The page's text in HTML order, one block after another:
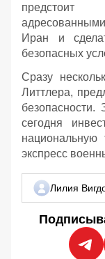
предстоит
Иран и
безопасных
Сразу
Литтлера,
сегодня
национальную
экспресс
Лилия